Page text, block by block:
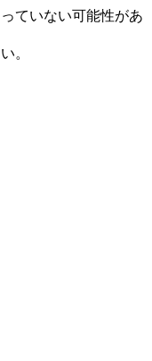
ていない可能性があ
。